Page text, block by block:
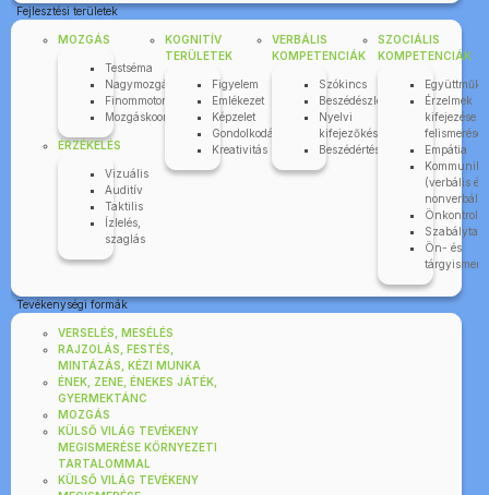
Fejlesztési területek
MOZGÁS
Testséma
Nagymozgás
Finommotorika
Mozgáskoordináció
ÉRZÉKELÉS
Vizuális
Auditív
Taktilis
Ízlelés,
szaglás
KOGNITÍV
TERÜLETEK
Figyelem
Emlékezet
Képzelet
Gondolkodás
Kreativitás
VERBÁLIS
KOMPETENCIÁK
Szókincs
Beszédészlelés
Nyelvi
kifejezőkészség
Beszédértés
SZOCIÁLIS
KOMPETENCIÁK
Érzelmek
kifejezése
felismerése
Empátia
(verbális és
Önkontroll
Ön- és
tárgyismeret
Tevékenységi formák
VERSELÉS, MESÉLÉS
RAJZOLÁS, FESTÉS,
MINTÁZÁS, KÉZI MUNKA
ÉNEK, ZENE, ÉNEKES JÁTÉK,
GYERMEKTÁNC
MOZGÁS
KÜLSŐ VILÁG TEVÉKENY
MEGISMERÉSE KÖRNYEZETI
TARTALOMMAL
KÜLSŐ VILÁG TEVÉKENY